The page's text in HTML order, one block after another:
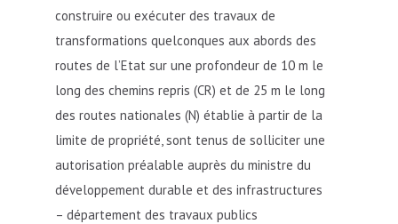
construire ou exécuter des travaux de
transformations quelconques aux abords des
routes de l’Etat sur une profondeur de 10 m le
long des chemins repris (CR) et de 25 m le long
des routes nationales (N) établie à partir de la
limite de propriété, sont tenus de solliciter une
autorisation préalable auprès du ministre du
développement durable et des infrastructures
– département des travaux publics